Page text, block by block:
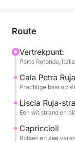
archipel of
Een absolute
beroemd om
heldere water,
snorkelen.
Gedurende de
schilderachtige
Route
Vertrekpunt:
Porto Rotondo, Italia
Cala Petra Ruja
Prachtige baai op
Liscia Ruja-
Een wit strand en
Capriccioli
Rotsen en zee